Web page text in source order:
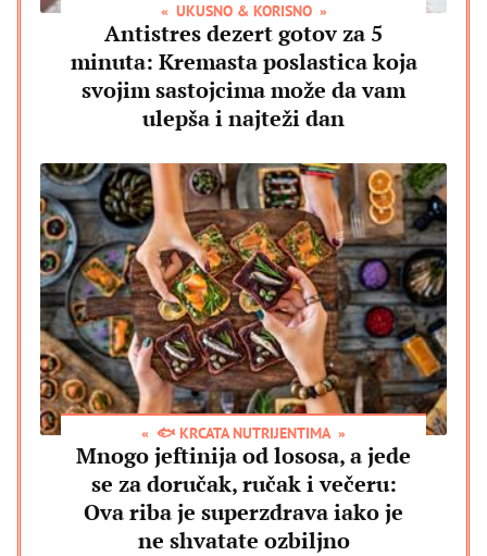
UKUSNO & KORISNO
Antistres dezert gotov za 5
minuta: Kremasta poslastica koja
svojim sastojcima može da vam
ulepša i najteži dan
🐟 KRCATA NUTRIJENTIMA
Mnogo jeftinija od lososa, a jede
se za doručak, ručak i večeru:
Ova riba je superzdrava iako je
ne shvatate ozbiljno